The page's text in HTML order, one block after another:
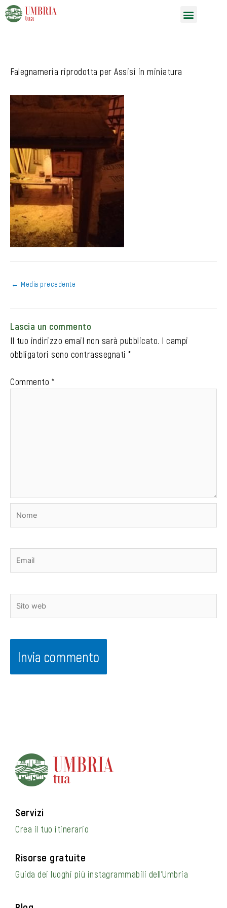
Vai
al
Falegnameria riprodotta per Assisi in miniatura
← Media precedente
Lascia un commento
Il tuo indirizzo email non sarà pubblicato. I campi
obbligatori sono contrassegnati *
Commento *
Servizi
Crea il tuo itinerario
Risorse gratuite
Guida dei luoghi più instagrammabili dell’Umbria